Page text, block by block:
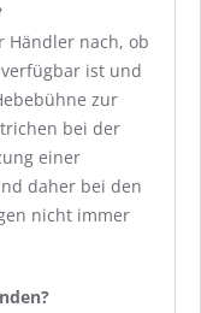
Händler nach, ob
ist und
zur
bei der
einer
daher bei den
nicht immer
?